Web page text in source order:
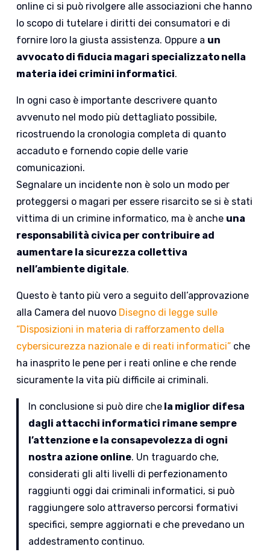
online ci si può rivolgere alle associazioni che hanno
lo scopo di tutelare i diritti dei consumatori e di
fornire loro la giusta assistenza. Oppure a un
avvocato di fiducia magari specializzato nella
materia idei crimini informatici.
In ogni caso è importante descrivere quanto
avvenuto nel modo più dettagliato possibile,
ricostruendo la cronologia completa di quanto
accaduto e fornendo copie delle varie
comunicazioni.
Segnalare un incidente non è solo un modo per
proteggersi o magari per essere risarcito se si è stati
vittima di un crimine informatico, ma è anche una
responsabilità civica per contribuire ad
aumentare la sicurezza collettiva
nell’ambiente digitale.
Questo è tanto più vero a seguito dell’approvazione
alla Camera del nuovo Disegno di legge sulle
“Disposizioni in materia di rafforzamento della
cybersicurezza nazionale e di reati informatici” che
ha inasprito le pene per i reati online e che rende
sicuramente la vita più difficile ai criminali.
In conclusione si può dire che la miglior difesa
dagli attacchi informatici rimane sempre
l’attenzione e la consapevolezza di ogni
nostra azione online. Un traguardo che,
considerati gli alti livelli di perfezionamento
raggiunti oggi dai criminali informatici, si può
raggiungere solo attraverso percorsi formativi
specifici, sempre aggiornati e che prevedano un
addestramento continuo.